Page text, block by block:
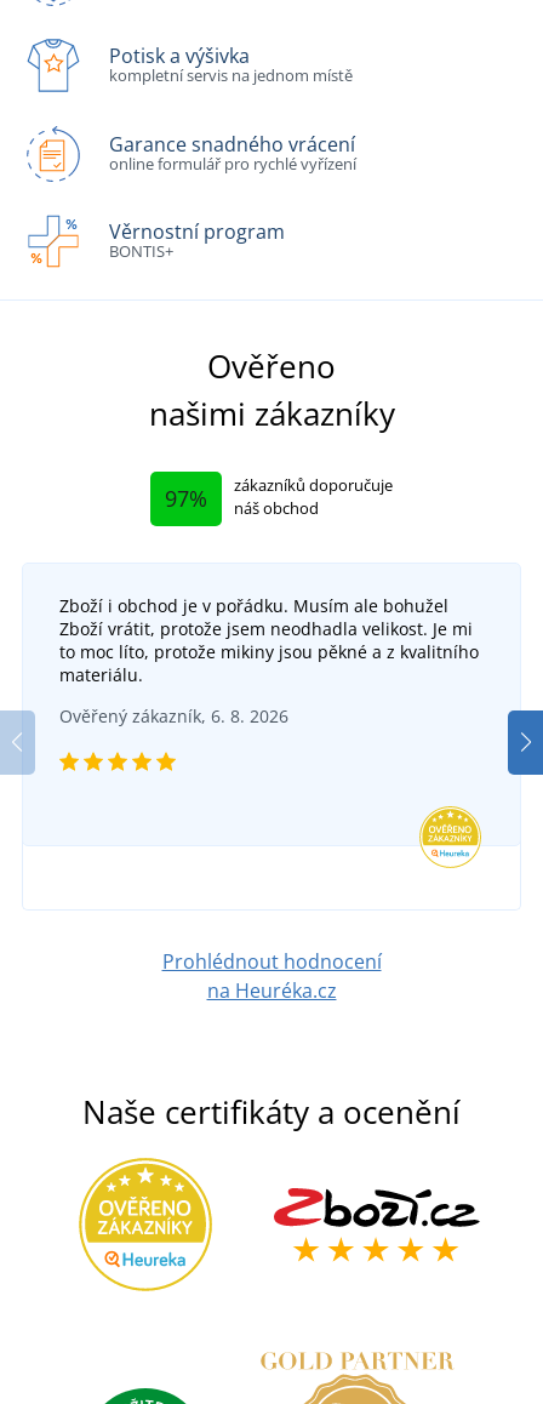
Potisk a výšivka
kompletní servis na jednom místě
Garance snadného vrácení
online formulář pro rychlé vyřízení
Věrnostní program
BONTIS+
Ověřeno
našimi zákazníky
97%
zákazníků doporučuje
náš obchod
Zboží i obchod je v pořádku. Musím ale bohužel
Zboží vrátit, protože jsem neodhadla velikost. Je mi
to moc líto, protože mikiny jsou pěkné a z kvalitního
materiálu.
Ověřený zákazník, 6. 8. 2026
Prohlédnout hodnocení
na Heuréka.cz
Naše certifikáty a ocenění